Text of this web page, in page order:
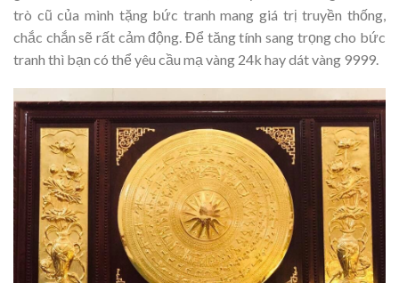
trò cũ của mình tặng bức tranh mang giá trị truyền thống,
chắc chắn sẽ rất cảm động. Để tăng tính sang trọng cho bức
tranh thì bạn có thể yêu cầu mạ vàng 24k hay dát vàng 9999.